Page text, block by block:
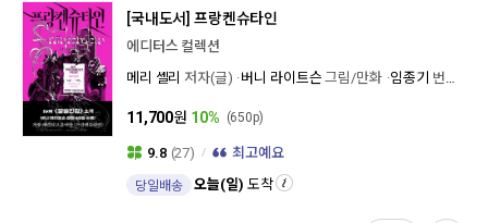
[국내도서] 프랑켄슈타인
에디터스 컬렉션
메리 셸리 저자(글) 버니 라이트슨 그림/만화 임종기 번역
11,700원 10% (650p)
9.8 (27) 최고예요
당일배송 오늘(일) 도착